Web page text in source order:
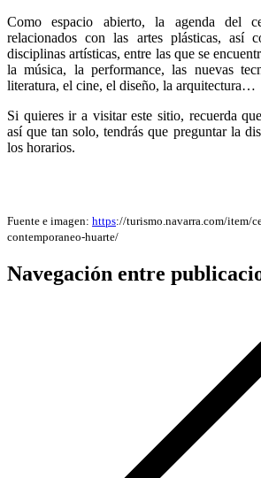
Como
espacio abierto, la agenda del
relacionadoscon las artes plásticas, así
disciplinas artísticas,entre las quese
la música, la performance, las nuevas
literatura, el cine, el diseño, la arquitectura…
Si quieres ir a visitar este sitio, recuerda
así que tan solo, tendrás que preguntar la
los horarios.
Fuente e imagen: https://turismo.navarra.com/item/
contemporaneo-huarte/
Navegación entre